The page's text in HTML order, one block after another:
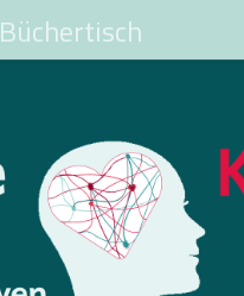
Büchertisch